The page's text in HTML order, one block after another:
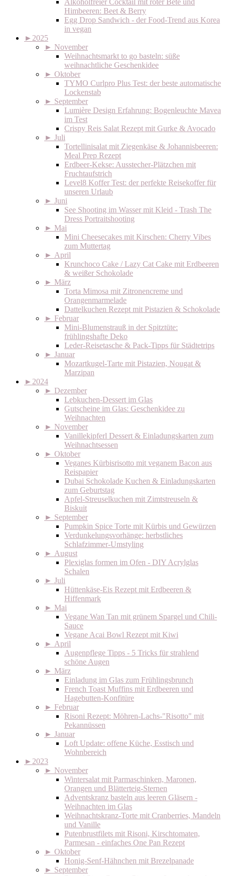
Alkoholfreier Cocktail mit roter Bete und
Himbeeren: Beet & Berry
Egg Drop Sandwich - der Food-Trend aus Korea
in vegan
► 2025
► November
Weihnachtsmarkt to go basteln: süße
weihnachtliche Geschenkidee
► Oktober
TYMO Curlpro Plus Test: der beste automatische
Lockenstab
► September
Lumière Design Erfahrung: Bogenleuchte Mavea
im Test
Crispy Reis Salat Rezept mit Gurke & Avocado
► Juli
Tortellinisalat mit Ziegenkäse & Johannisbeeren:
Meal Prep Rezept
Erdbeer-Kekse: Ausstecher-Plätzchen mit
Fruchtaufstrich
Level8 Koffer Test: der perfekte Reisekoffer für
unseren Urlaub
► Juni
See Shooting im Wasser mit Kleid - Trash The
Dress Portraitshooting
► Mai
Mini Cheesecakes mit Kirschen: Cherry Vibes
zum Muttertag
► April
Krunchoco Cake / Lazy Cat Cake mit Erdbeeren
& weißer Schokolade
► März
Torta Mimosa mit Zitronencreme und
Orangenmarmelade
Dattelkuchen Rezept mit Pistazien & Schokolade
► Februar
Mini-Blumenstrauß in der Spitztüte:
frühlingshafte Deko
Leder-Reisetasche & Pack-Tipps für Städtetrips
► Januar
Mozartkugel-Tarte mit Pistazien, Nougat &
Marzipan
► 2024
► Dezember
Lebkuchen-Dessert im Glas
Gutscheine im Glas: Geschenkidee zu
Weihnachten
► November
Vanillekipferl Dessert & Einladungskarten zum
Weihnachtsessen
► Oktober
Veganes Kürbisrisotto mit veganem Bacon aus
Reispapier
Dubai Schokolade Kuchen & Einladungskarten
zum Geburtstag
Apfel-Streuselkuchen mit Zimtstreuseln &
Biskuit
► September
Pumpkin Spice Torte mit Kürbis und Gewürzen
Verdunkelungsvorhänge: herbstliches
Schlafzimmer-Umstyling
► August
Plexiglas formen im Ofen - DIY Acrylglas
Schalen
► Juli
Hüttenkäse-Eis Rezept mit Erdbeeren &
Hiffenmark
► Mai
Vegane Wan Tan mit grünem Spargel und Chili-
Sauce
Vegane Acai Bowl Rezept mit Kiwi
► April
Augenpflege Tipps - 5 Tricks für strahlend
schöne Augen
► März
Einladung im Glas zum Frühlingsbrunch
French Toast Muffins mit Erdbeeren und
Hagebutten-Konfitüre
► Februar
Risoni Rezept: Möhren-Lachs-"Risotto" mit
Pekannüssen
► Januar
Loft Update: offene Küche, Esstisch und
Wohnbereich
► 2023
► November
Wintersalat mit Parmaschinken, Maronen,
Orangen und Blätterteig-Sternen
Adventskranz basteln aus leeren Gläsern -
Weihnachten im Glas
Weihnachtskranz-Torte mit Cranberries, Mandeln
und Vanille
Putenbrustfilets mit Risoni, Kirschtomaten,
Parmesan - einfaches One Pan Rezept
► Oktober
Honig-Senf-Hähnchen mit Brezelpanade
► September